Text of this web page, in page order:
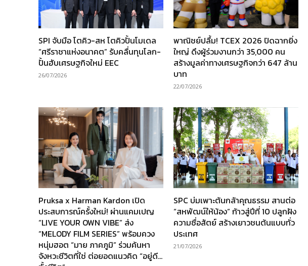
SPI จับมือ โตคิว-สห โตคิวปั้นโมเดล
“ศรีราชาแห่งอนาคต” รับคลื่นทุนโลก-
ปั้นฮับเศรษฐกิจใหม่ EEC
26/07/2026
พาณิชย์ปลื้ม! TCEX 2026 ปิดฉากยิ่ง
ใหญ่ ดึงผู้ร่วมงานกว่า 35,000 คน
สร้างมูลค่าทางเศรษฐกิจกว่า 647 ล้าน
บาท
22/07/2026
Pruksa x Harman Kardon เปิด
ประสบการณ์ครั้งใหม่! ผ่านแคมเปญ
“LIVE YOUR OWN VIBE” ส่ง
“MELODY FILM SERIES” พร้อมควง
หนุ่มฮอต “มาย ภาคภูมิ” ร่วมค้นหา
จังหวะชีวิตที่ใช่ ต่อยอดแนวคิด “อยู่ดี…
SPC บ่มเพาะต้นกล้าคุณธรรม สานต่อ
“สหพัฒน์ให้น้อง” ก้าวสู่ปีที่ 10 ปลูกฝัง
ความซื่อสัตย์ สร้างเยาวชนต้นแบบทั่ว
ประเทศ
21/07/2026